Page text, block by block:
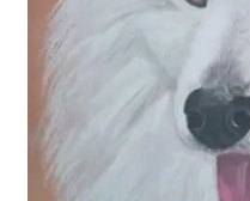
Tarifs
WPMS HTML Sitemap